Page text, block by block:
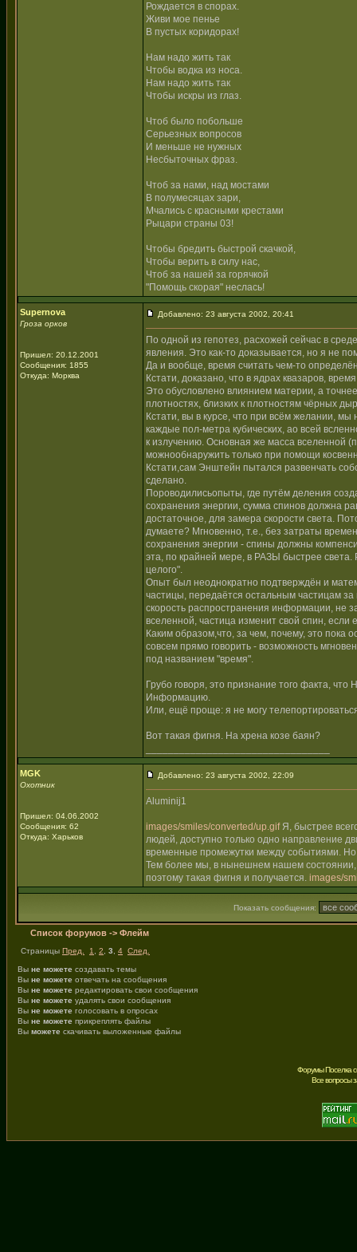
Рождается в спорах.
Живи мое пенье
В пустых коридорах!
Нам надо жить так
Чтобы водка из носа.
Нам надо жить так
Чтобы искры из глаз.
Чтоб было побольше
Серьезных вопросов
И меньше не нужных
Несбыточных фраз.
Чтоб за нами, над мостами
В полумесяцах зари,
Мчались с красными крестами
Рыцари страны 03!
Чтобы бредить быстрой скачкой,
Чтобы верить в силу нас,
Чтоб за нашей за горячкой
"Помощь скорая" неслась!
Supernova
Гроза орков
Пришел: 20.12.2001
Сообщения: 1855
Откуда: Морква
Добавлено: 23 августа 2002, 20:41
По одной из гепотез, расхожей сейчас в
явления. Это как-то доказывается, но я не
Да и вообще, время считать чем-то
Кстати, доказано, что в ядрах квазаров,
Это обусловлено влиянием материи, а
плотностях, близких к плотностям чёрных
Кстати, вы в курсе, что при всём желании,
каждые пол-метра кубических, ао всей
к излучению. Основная же масса вселенной
можнообнаружить только при помощи
Кстати,сам Энштейн пытался развенчать
сделано.
Пороводилисьопыты, где путём деления
сохранения энергии, сумма спинов должна
достаточное, для замера скорости света.
думаете? Мгновенно, т.е., без затраты
сохранения энергии - спины должны
эта, по крайней мере, в РАЗЫ быстрее света.
целого".
Опыт был неоднократно подтверждён и
частицы, передаётся остальным частицам
скорость распространения информации, не
вселенной, частица изменит свой спин,
Каким образом,что, за чем, почему, это пока
совсем прямо говорить - возможность
под названием "время".
Грубо говоря, это признание того факта,
Информацию.
Или, ещё проще: я не могу
Вот такая фигня. На хрена козе баян?
MGK
Охотник
Пришел: 04.06.2002
Сообщения: 62
Откуда: Харьков
Добавлено: 23 августа 2002, 22:09
Aluminij1
images/smiles/converted/up.gifЯ, быстрее
людей, доступно только одно направление
временные промежутки между событиями.
Тем более мы, в нынешнем нашем состоянии,
поэтому такая фигня и получается. images/
Показать сообщения:
Список форумов -> Флейм
Страницы Пред. 1 2 3 4 След.
Вы не можете создавать темы
Вы не можете отвечать на сообщения
Вы не можете редактировать свои сообщения
Вы не можете удалять свои сообщения
Вы не можете голосовать в опросах
Вы не можете прикреплять файлы
Вы можете скачивать выложенные файлы
Форумы Поселка
Все вопросы